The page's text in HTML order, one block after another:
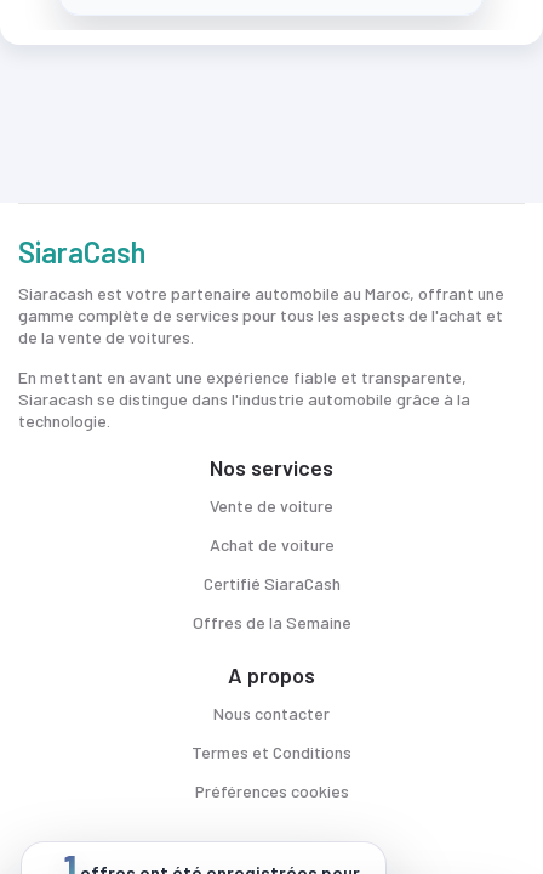
SiaraCash
Siaracash est votre partenaire automobile au Maroc, offrant une
gamme complète de services pour tous les aspects de l'achat et
de la vente de voitures.
En mettant en avant une expérience fiable et transparente,
Siaracash se distingue dans l'industrie automobile grâce à la
technologie.
Nos services
Vente de voiture
Achat de voiture
Certifié SiaraCash
Offres de la Semaine
A propos
Nous contacter
Termes et Conditions
Préférences cookies